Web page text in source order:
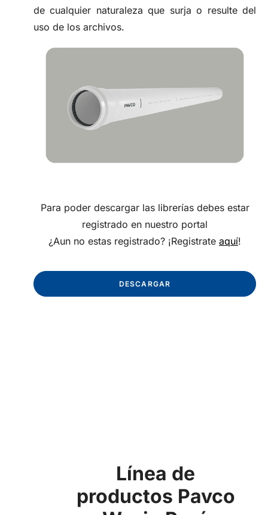
de cualquier naturaleza que surja o resulte del
uso de los archivos.
Para poder descargar las librerías debes estar
registrado en nuestro portal
¿Aun no estas registrado? ¡Registrate aquí!
DESCARGAR
Línea de
productos Pavco